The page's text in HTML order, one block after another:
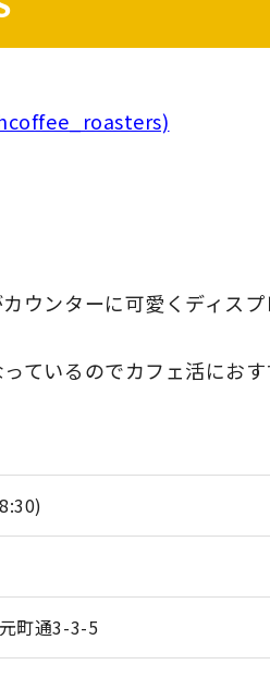
ウンターに可愛くディス
ているのでカフェ活におす
町通3-3-5